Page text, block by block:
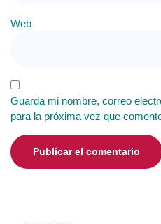
Web
Guarda mi nombre, correo
para la próxima vez que